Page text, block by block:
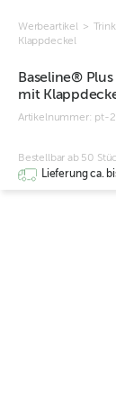
Werbeartikel >
Klappdeckel
Baseline®
mit
Artikelnummer: pt-
Bestellbar ab 50
Lieferung ca.